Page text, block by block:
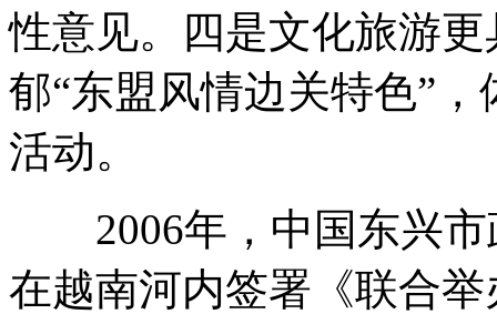
性意见。四是文化旅游
郁“东盟风情边关特色”
活动。
2006年，中国东兴市
在越南河内签署《联合